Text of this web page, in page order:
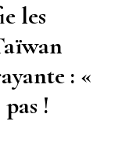
les
: «
!